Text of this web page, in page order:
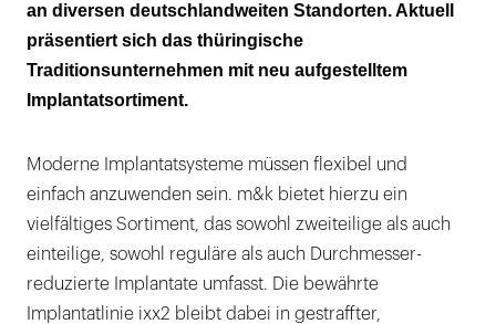
an diversen deutschlandweiten Standorten. Aktuell
präsentiert sich das thüringische
Traditionsunternehmen mit neu aufgestelltem
Implantatsortiment.
Moderne Implantatsysteme müssen flexibel und
einfach anzuwenden sein. m&k bietet hierzu ein
vielfältiges Sortiment, das sowohl zweiteilige als auch
einteilige, sowohl reguläre als auch Durchmesser-
reduzierte Implantate umfasst. Die bewährte
Implantatlinie ixx2 bleibt dabei in gestraffter,